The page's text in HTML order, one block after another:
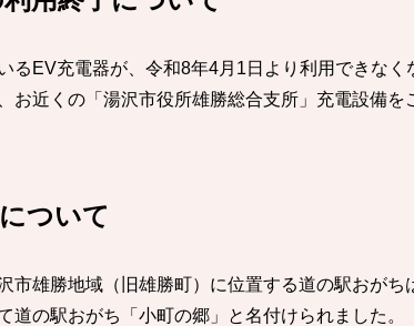
るEV充電器が、令和8年4月1日より利用できなく
お近くの「湯沢市役所雄勝総合支所」充電設備を
ついて
市雄勝地域（旧雄勝町）に位置する道の駅おが
道の駅おがち「小町の郷」と名付けられました。